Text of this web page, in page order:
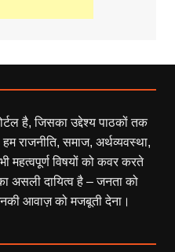
है, जिसका उद्देश्य पाठकों तक
राजनीति, समाज, अर्थव्यवस्था,
महत्वपूर्ण विषयों को कवर करते
असली दायित्व है – जनता को
आवाज़ को मजबूती देना।